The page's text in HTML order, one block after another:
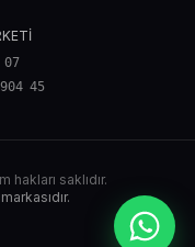
07
45
hakları saklıdır.